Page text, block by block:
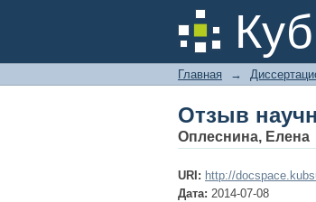
Отзыв
Главная →
Отзыв
Оплеснина, Елена
URI: http://
Дата: 2014-07-08